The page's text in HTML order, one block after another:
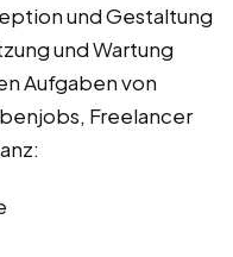
und Gestaltung
und Wartung
Aufgaben von
Freelancer